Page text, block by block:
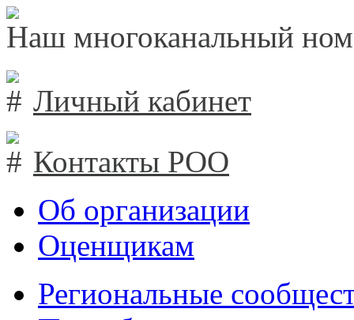
Наш многоканальный
Личный кабинет
Контакты РОО
Об организации
Оценщикам
Региональные